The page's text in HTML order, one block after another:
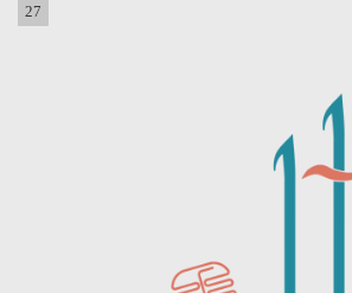
27